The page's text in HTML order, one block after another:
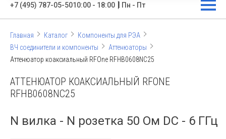
+7 (495) 787-05-5010:00 - 18:00 Пн - Пт
Главная Каталог
Компоненты для РЭА
ВЧ соединители и компоненты
Аттенюаторы
Аттенюатор коаксиальный RFOne RFHB0608NC25
АТТЕНЮАТОР КОАКСИАЛЬНЫЙ RFONE
RFHB0608NC25
N вилка - N розетка 50 Ом DC - 6 ГГц